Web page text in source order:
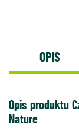
OPIS
Opis produktu
Nature